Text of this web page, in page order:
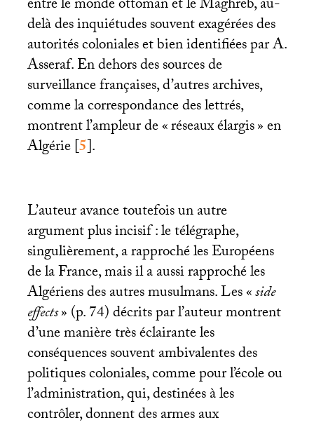
entre le monde ottoman et le Maghreb, au-
delà des inquiétudes souvent exagérées des
autorités coloniales et bien identifiées par A.
Asseraf. En dehors des sources de
surveillance françaises, d’autres archives,
comme la correspondance des lettrés,
montrent l’ampleur de «réseaux élargis» en
Algérie[5].
L’auteur avance toutefois un autre
argument plus incisif : le télégraphe,
singulièrement, a rapproché les Européens
de la France, mais il a aussi rapproché les
Algériens des autres musulmans. Les «side
effects» (p. 74) décrits par l’auteur montrent
d’une manière très éclairante les
conséquences souvent ambivalentes des
politiques coloniales, comme pour l’école ou
l’administration, qui, destinées à les
contrôler, donnent des armes aux